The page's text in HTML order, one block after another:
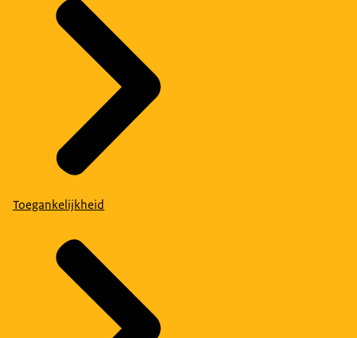
Toegankelijkheid